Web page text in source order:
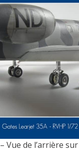
– Vue de l’arrière